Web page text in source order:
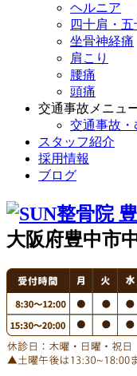
ヘルニア
四十肩・
坐骨神経痛
肩こり
腰痛
頭痛
交通事故メニュ
交通事故・
スタッフ紹介
採用情報
ブログ
大阪府豊中市